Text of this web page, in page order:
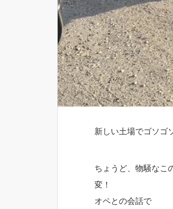
新しい土場でゴソゴ
ちょうど、物騒なこ
変！
オペとの会話で